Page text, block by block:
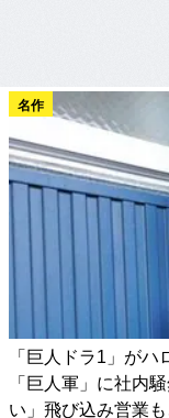
名作
「巨人ドラ1」が
「巨人軍」に社内
い」飛び込み営業